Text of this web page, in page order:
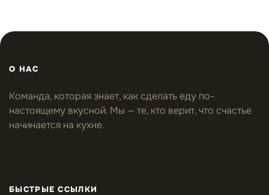
О НАС
Команда, которая знает, как сделать еду по-
настоящему вкусной. Мы — те, кто верит, что счастье
начинается на кухне.
БЫСТРЫЕ ССЫЛКИ